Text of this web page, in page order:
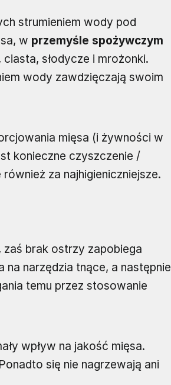
strumieniem wody pod
w przemyśle spożywczym
słodycze i mrożonki.
wody zawdzięczają swoim
mięsa (i żywności w
konieczne czyszczenie /
za najhigieniczniejsze.
brak ostrzy zapobiega
na narzędzia tnące, a następnie
temu przez stosowanie
wpływ na jakość mięsa.
się nie nagrzewają ani